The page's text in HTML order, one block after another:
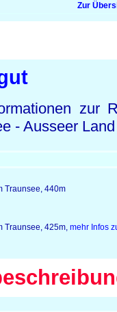
Zur
zur
- Ausseer
Traunsee, 440m
Traunsee, 425m, mehr Infos